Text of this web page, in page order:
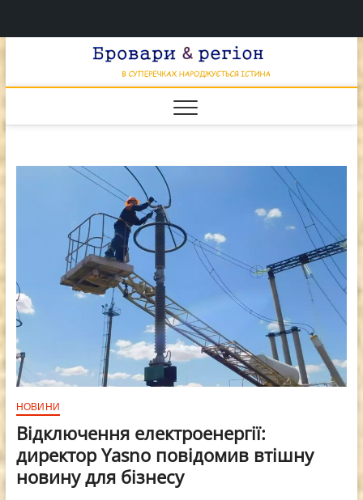
&
НАРОДЖУЄТЬСЯ
НОВИНИ
Відключення електроенергії:
директор Yasno повідомив втішну
новину для бізнесу